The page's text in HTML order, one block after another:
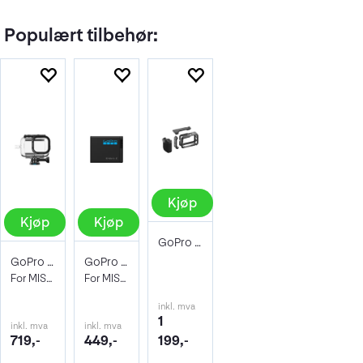
Populært tilbehør:
Kjøp
GoPro Protective Housing
For MISSION 1 Pro og MISSION 1
inkl. mva
719,-
Kjøp
GoPro Enduro 2 Battery
For MISSION 1, HERO13 Black. 2150mAh
inkl. mva
449,-
Kjøp
GoPro MISSION 1 Point-and-Shoot Grip
inkl. mva
1
199,-